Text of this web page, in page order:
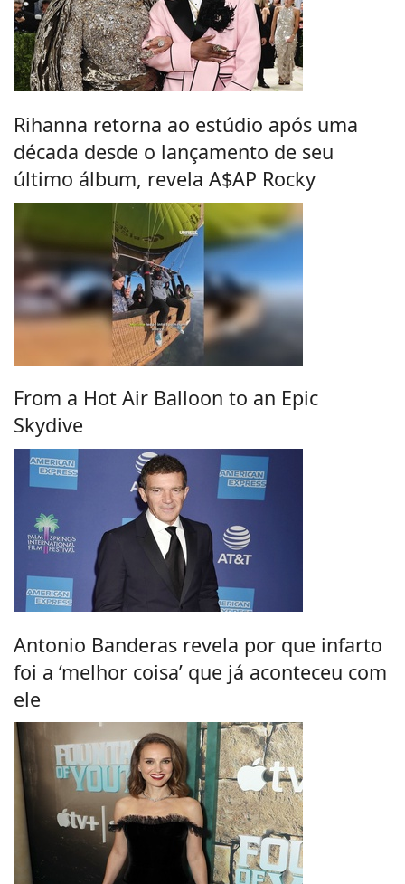
Rihanna retorna ao estúdio após uma
década desde o lançamento de seu
último álbum, revela A$AP Rocky
From a Hot Air Balloon to an Epic
Skydive
Antonio Banderas revela por que infarto
foi a ‘melhor coisa’ que já aconteceu com
ele